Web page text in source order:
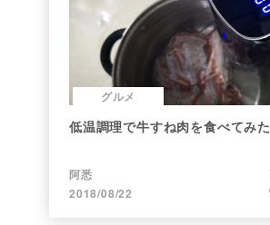
グルメ
低温調理で牛すね肉を食べてみた
阿悉
2018/08/22